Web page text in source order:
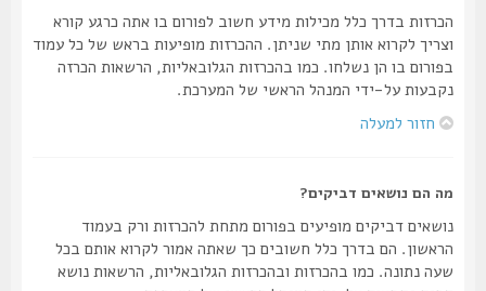
הכרזות בדרך כלל מכילות מידע חשוב לפורום בו אתה כרגע קורא
וצריך לקרוא אותן מתי שניתן. ההכרזות מופיעות בראש של כל עמוד
בפורום בו הן נשלחו. כמו בהכרזות הגלובאליות, הרשאות הכרזה
נקבעות על-ידי המנהל הראשי של המערכת.
חזור למעלה
מה הם נושאים דביקים?
נושאים דביקים מופיעים בפורום מתחת להכרזות ורק בעמוד
הראשון. הם בדרך כלל חשובים כך שאתה אמור לקרוא אותם בכל
שעה נתונה. כמו בהכרזות ובהכרזות הגלובאליות, הרשאות נושא